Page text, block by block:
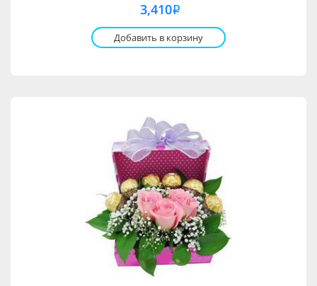
3,410i
Добавить в корзину